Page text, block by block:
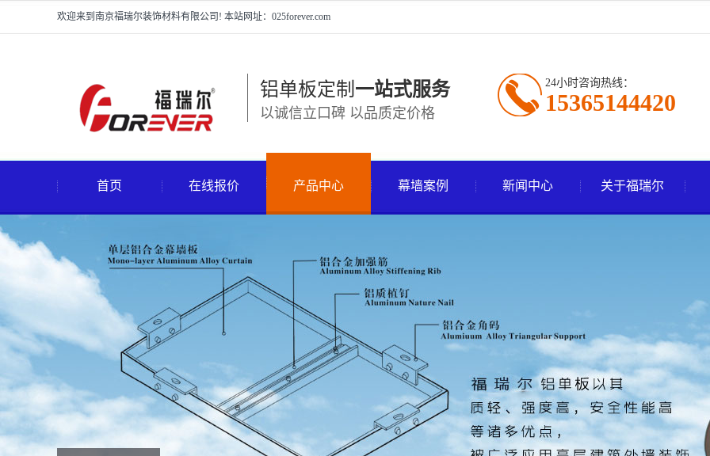
欢迎来到南京福瑞尔装饰材料有限公司! 本站网址：025forever.com
铝单板定制 一站式服务
以诚信立口碑 以品质定价格
24小时咨询热线：
15365144420
首页 在线报价 产品中心 幕墙案例 新闻中心 关于福瑞尔